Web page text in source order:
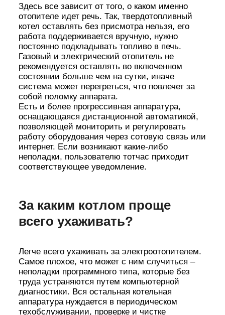
Здесь все зависит от того, о каком именно
отопителе идет речь. Так, твердотопливный
котел оставлять без присмотра нельзя, его
работа поддерживается вручную, нужно
постоянно подкладывать топливо в печь.
Газовый и электрический отопитель не
рекомендуется оставлять во включенном
состоянии больше чем на сутки, иначе
система может перегреться, что повлечет за
собой поломку аппарата.
Есть и более прогрессивная аппаратура,
оснащающаяся дистанционной автоматикой,
позволяющей мониторить и регулировать
работу оборудования через сотовую связь или
интернет. Если возникают какие-либо
неполадки, пользователю тотчас приходит
соответствующее уведомление.
За каким котлом проще
всего ухаживать?
Легче всего ухаживать за электроотопителем.
Самое плохое, что может с ним случиться –
неполадки программного типа, которые без
труда устраняются путем компьютерной
диагностики. Вся остальная котельная
аппаратура нуждается в периодическом
техобслуживании, проверке и чистке